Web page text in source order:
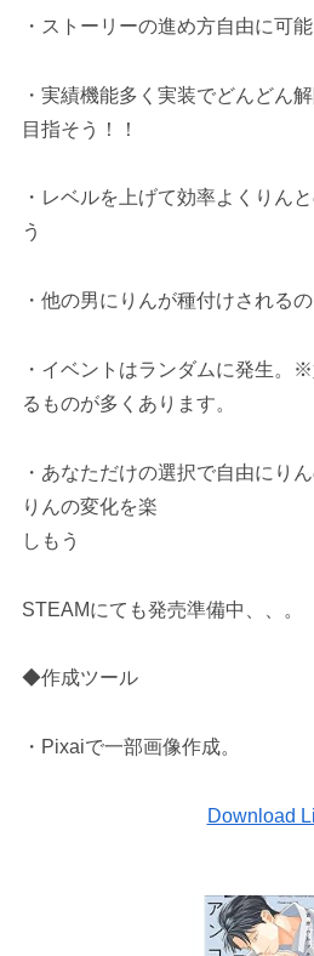
・ストーリーの進め方自由に可能
・実績機能多く実装でどんどん
目指そう！！
・レベルを上げて効率よくりん
う
・他の男にりんが種付けされる
・イベントはランダムに発生。
るものが多くあります。
・あなただけの選択で自由にり
りんの変化を楽
しもう
STEAMにても発売準備中、、。
◆作成ツール
・Pixaiで一部画像作成。
Download